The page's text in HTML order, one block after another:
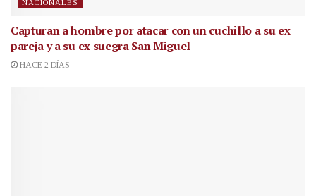
NACIONALES
Capturan a hombre por atacar con un cuchillo a su ex
pareja y a su ex suegra San Miguel
HACE 2 DÍAS